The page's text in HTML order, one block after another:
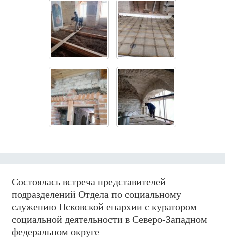
Состоялась встреча представителей
подразделений Отдела по социальному
служению Псковской епархии с куратором
социальной деятельности в Северо-Западном
федеральном округе